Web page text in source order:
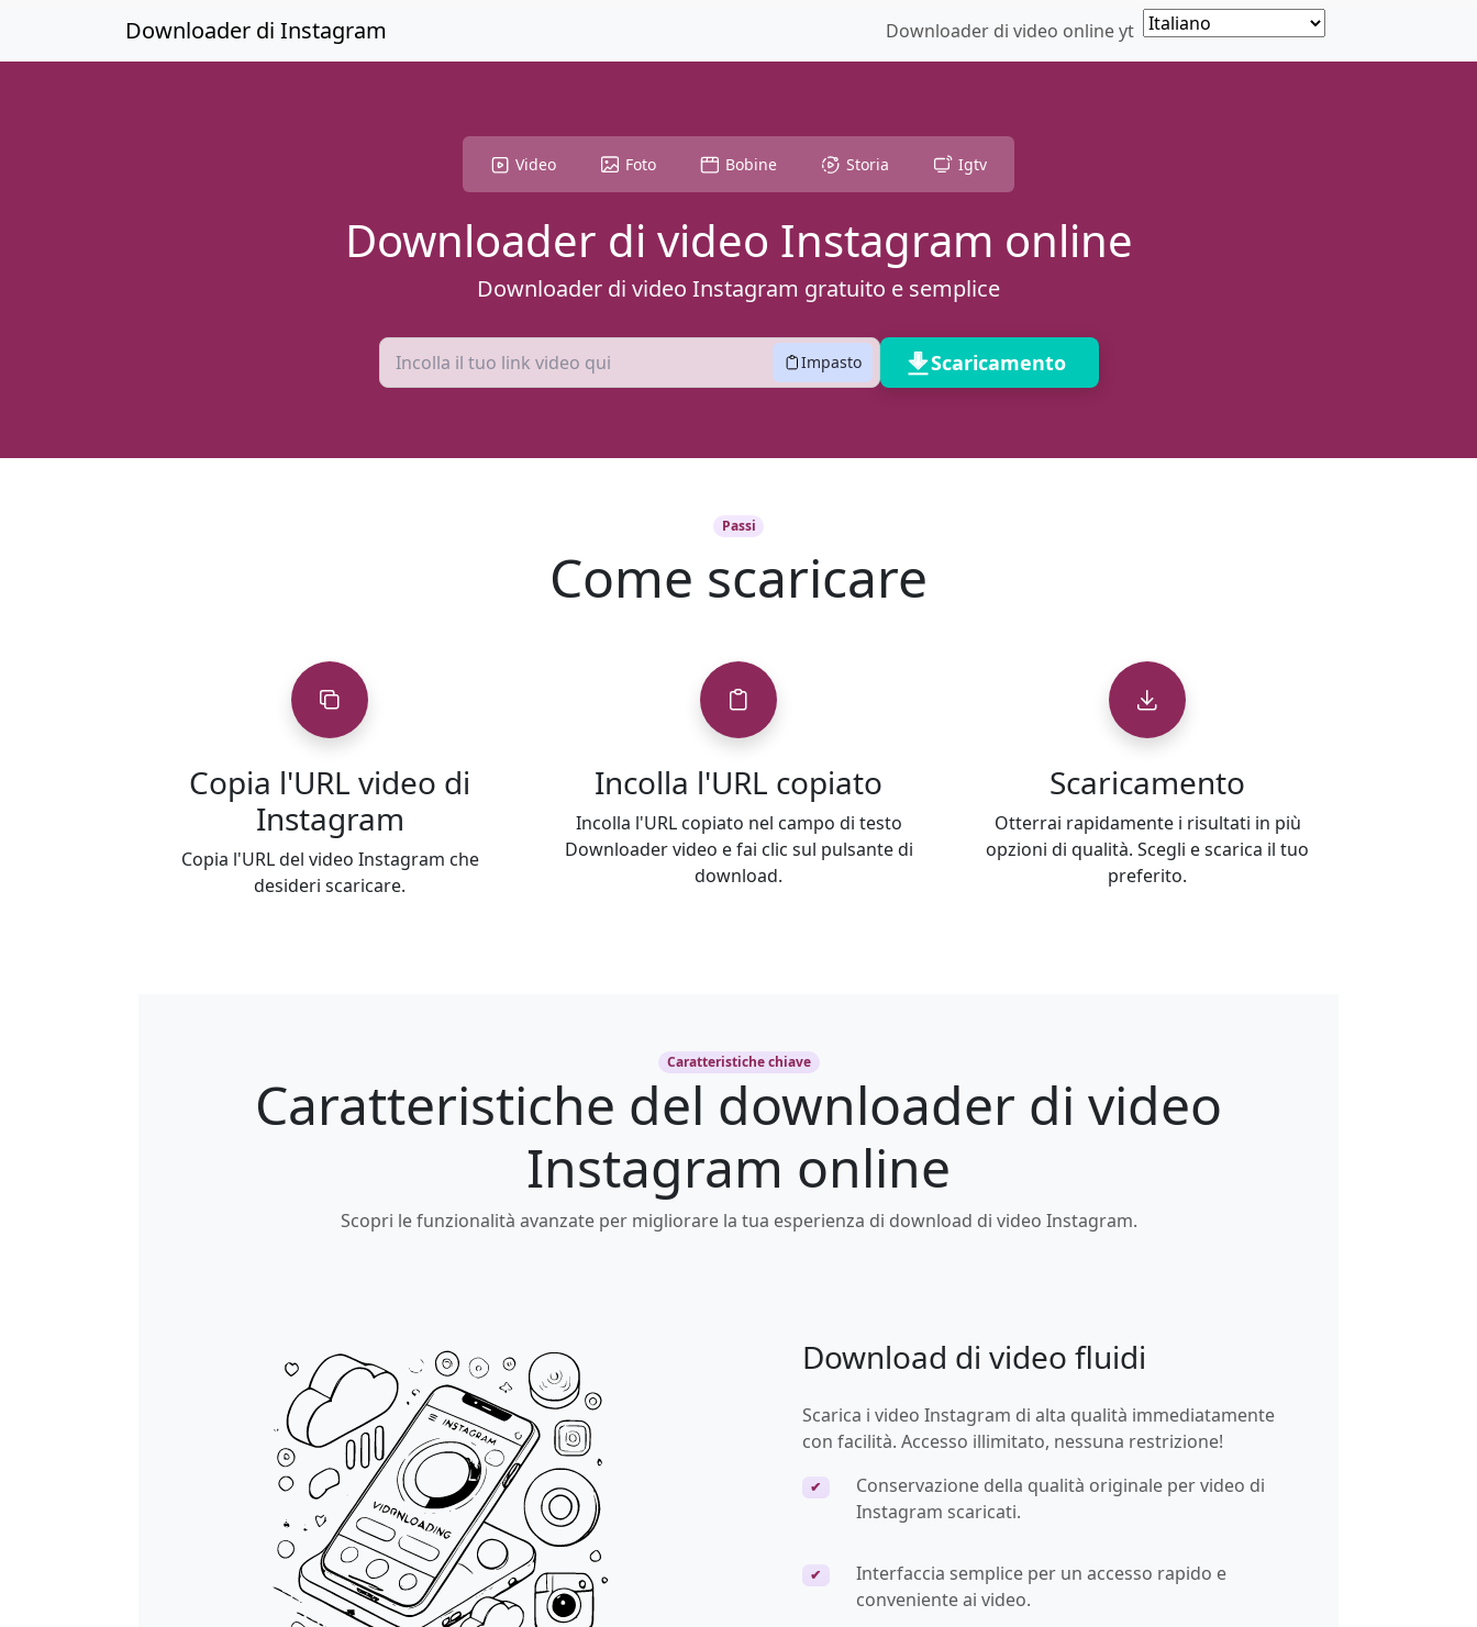
Downloader di Instagram Downloader di video online yt
Video Foto Bobine Storia Igtv
Downloader di video Instagram online
Downloader di video Instagram gratuito e semplice
Impasto Scaricamento
Passi
Come scaricare
Copia l'URL video di
Instagram
Copia l'URL del video Instagram che
desideri scaricare.
Incolla l'URL copiato
Incolla l'URL copiato nel campo di testo
Downloader video e fai clic sul pulsante di
download.
Scaricamento
Otterrai rapidamente i risultati in più
opzioni di qualità. Scegli e scarica il tuo
preferito.
Caratteristiche chiave
Caratteristiche del downloader di video
Instagram online
Scopri le funzionalità avanzate per migliorare la tua esperienza di download di video Instagram.
Download di video fluidi
Scarica i video Instagram di alta qualità immediatamente
con facilità. Accesso illimitato, nessuna restrizione!
✔
Conservazione della qualità originale per video di
Instagram scaricati.
✔
Interfaccia semplice per un accesso rapido e
conveniente ai video.